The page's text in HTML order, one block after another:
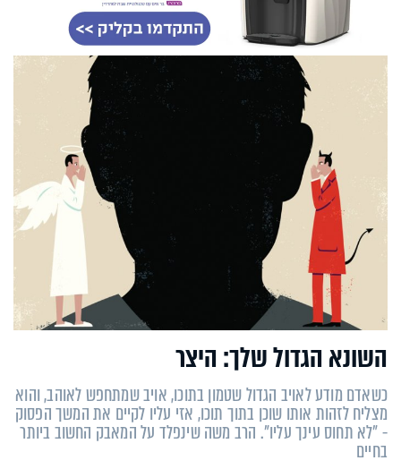
השונא הגדול שלך: היצר
כשאדם מודע לאויב הגדול שטמון בתוכו, אויב שמתחפש לאוהב, והוא
מצליח לזהות אותו שוכן בתוך תוכו, אזי עליו לקיים את המשך הפסוק
- "לא תחוס עינך עליו". הרב משה שינפלד על המאבק החשוב ביותר
בחיים